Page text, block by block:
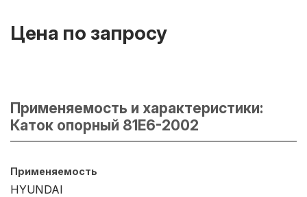
Цена по запросу
Применяемость и характеристики:
Каток опорный 81E6-2002
Применяемость
HYUNDAI